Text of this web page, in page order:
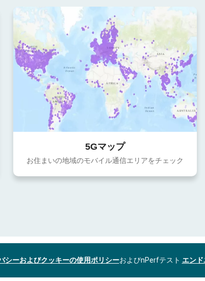
5Gマップ
お住まいの地域のモバイル通信エリアをチェック
シーおよびクッキーの使用ポリシーおよびnPerfテスト エン